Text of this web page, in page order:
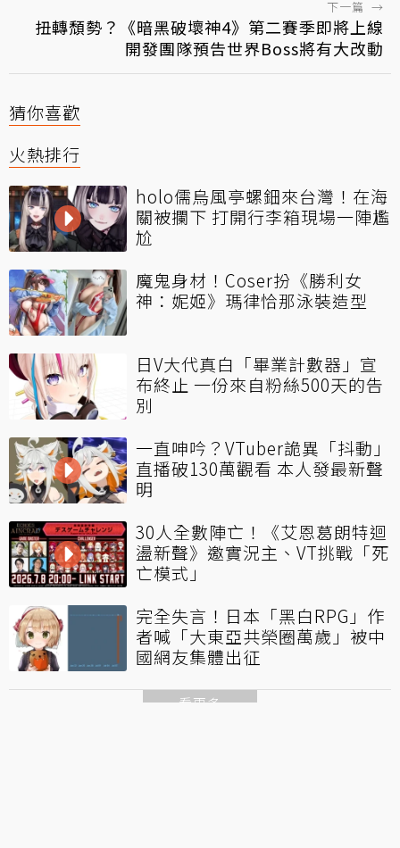
下一篇 →
扭轉頹勢？《暗黑破壞神4》第二賽季即將上線
開發團隊預告世界Boss將有大改動
猜你喜歡
火熱排行
holo儒烏風亭螺鈿來台灣！在海
關被攔下 打開行李箱現場一陣尷
尬
魔鬼身材！Coser扮《勝利女
神：妮姬》瑪律恰那泳裝造型
日V大代真白「畢業計數器」宣
布終止 一份來自粉絲500天的告
別
一直呻吟？VTuber詭異「抖動」
直播破130萬觀看 本人發最新聲
明
30人全數陣亡！《艾恩葛朗特迴
盪新聲》邀實況主、VT挑戰「死
亡模式」
完全失言！日本「黑白RPG」作
者喊「大東亞共榮圈萬歲」被中
國網友集體出征
看更多